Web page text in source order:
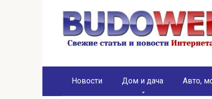
Новости Дом и дача Авто,